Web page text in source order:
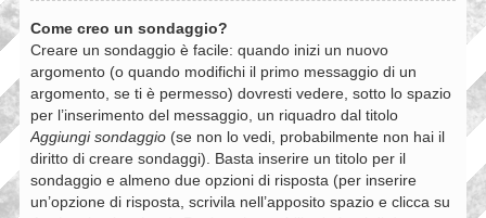
Come creo un sondaggio?
Creare un sondaggio è facile: quando inizi un nuovo
argomento (o quando modifichi il primo messaggio di un
argomento, se ti è permesso) dovresti vedere, sotto lo spazio
per l’inserimento del messaggio, un riquadro dal titolo
Aggiungi sondaggio (se non lo vedi, probabilmente non hai il
diritto di creare sondaggi). Basta inserire un titolo per il
sondaggio e almeno due opzioni di risposta (per inserire
un’opzione di risposta, scrivila nell’apposito spazio e clicca su